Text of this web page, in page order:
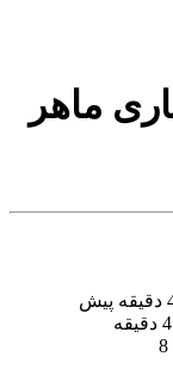
استخدامی سوخاری زن ماهراستخدام دهوند-41 دقیقه پیش
استخدامی سوخاری زن ماهر استخدام دهوند-41 دقیقه